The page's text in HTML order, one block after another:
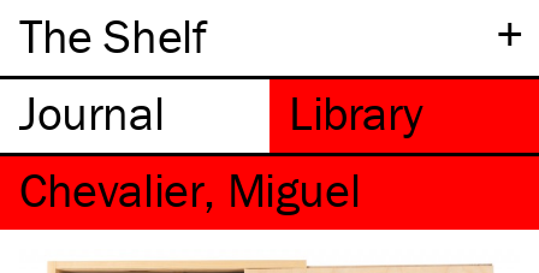
+
The Shelf
Chevalier, Miguel